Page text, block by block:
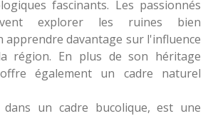
fascinants. Les passionnés
explorer les ruines bien
apprendre davantage sur l'influence
région. En plus de son héritage
également un cadre naturel
dans un cadre bucolique, est une